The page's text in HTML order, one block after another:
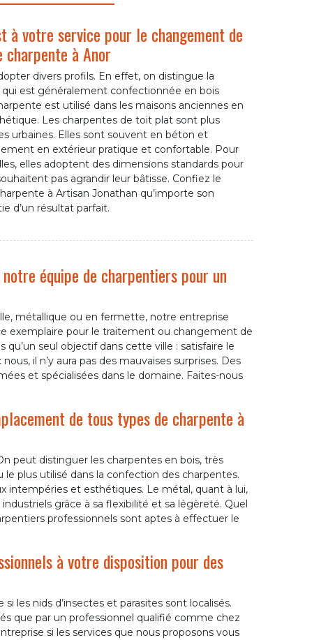
à votre service pour le changement de
charpente à Anor
divers profils. En effet, on distingue la
est généralement confectionnée en bois
est utilisé dans les maisons anciennes en
Les charpentes de toit plat sont plus
urbaines. Elles sont souvent en béton et
en extérieur pratique et confortable. Pour
elles adoptent des dimensions standards pour
pas agrandir leur bâtisse. Confiez le
à Artisan Jonathan qu’importe son
d’un résultat parfait.
équipe de charpentiers pour un
métallique ou en fermette, notre entreprise
exemplaire pour le traitement ou changement de
seul objectif dans cette ville : satisfaire le
il n’y aura pas des mauvaises surprises. Des
et spécialisées dans le domaine. Faites-nous
de tous types de charpente à
peut distinguer les charpentes en bois, très
plus utilisé dans la confection des charpentes.
intempéries et esthétiques. Le métal, quant à lui,
grâce à sa flexibilité et sa légèreté. Quel
professionnels sont aptes à effectuer le
à votre disposition pour des
les nids d’insectes et parasites sont localisés.
que par un professionnel qualifié comme chez
si les services que nous proposons vous